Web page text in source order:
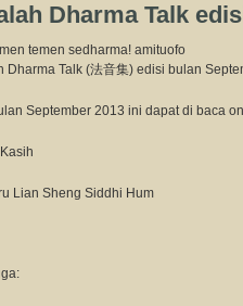
Dharma Talk
temen sedharma! amituofo
Dharma Talk (法音集) edisi bulan
September 2013 ini dapat di baca
Lian Sheng Siddhi Hum